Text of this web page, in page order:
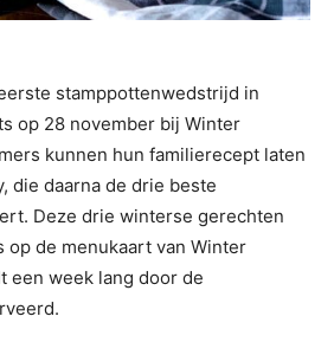
stamppottenwedstrijd in
op 28 november bij Winter
kunnen hun familierecept laten
die daarna de drie beste
Deze drie winterse gerechten
op de menukaart van Winter
een week lang door de